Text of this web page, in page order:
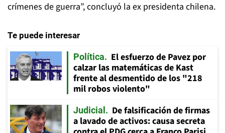
crímenes de guerra”, concluyó la ex presidenta chilena.
Te puede interesar
Política
El esfuerzo de Pavez por
calzar las matemáticas de Kast
frente al desmentido de los "218
mil robos violento"
Judicial
De falsificación de firmas
a lavado de activos: causa secreta